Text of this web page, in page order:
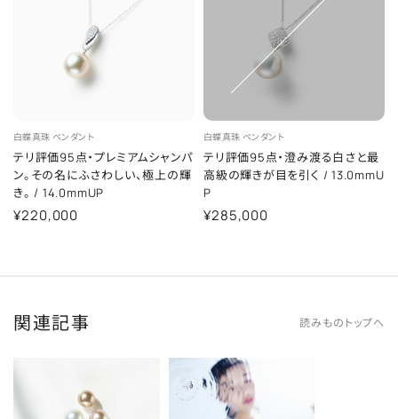
白蝶真珠 ペンダント
テリ評価95点・プレミアムシャンパ
ン。その名にふさわしい、極上の輝
き。 / 14.0mmUP
¥220,000
白蝶真珠 ペンダント
テリ評価95点・澄み渡る白さと最
高級の輝きが目を引く /13.0mmU
P
¥285,000
関連記事 読みものトップへ